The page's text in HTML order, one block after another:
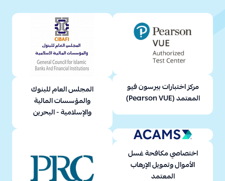
مركز اختبارات بيرسون فيو
المعتمد (Pearson VUE)
المجلس العام للبنوك
والمؤسسات المالية
والإسلامية - البحرين
اختصاصي مكافحة غسل
الأموال وتمويل الإرهاب
المعتمد